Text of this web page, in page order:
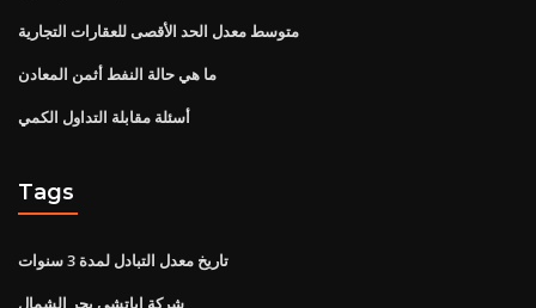
متوسط ​​معدل الحد الأقصى للعقارات التجارية
ما هي حالة النفط أثمن المعادن
أسئلة مقابلة التداول الكمي
Tags
تاريخ معدل التبادل لمدة 3 سنوات
شركة اباتشي بحر الشمال